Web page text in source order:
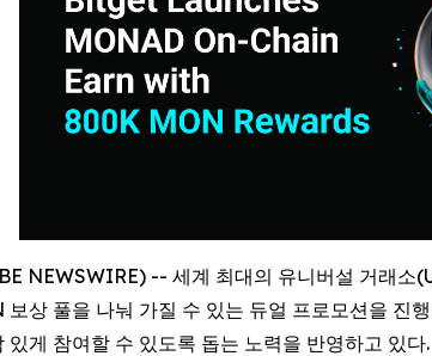
NEWSWIRE) -- 세계 최대의 유니버설 거래소
상 풀을 나눠 가질 수 있는 듀얼 프로모션을
게 참여할 수 있도록 돕는 노력을 반영하고 있다.